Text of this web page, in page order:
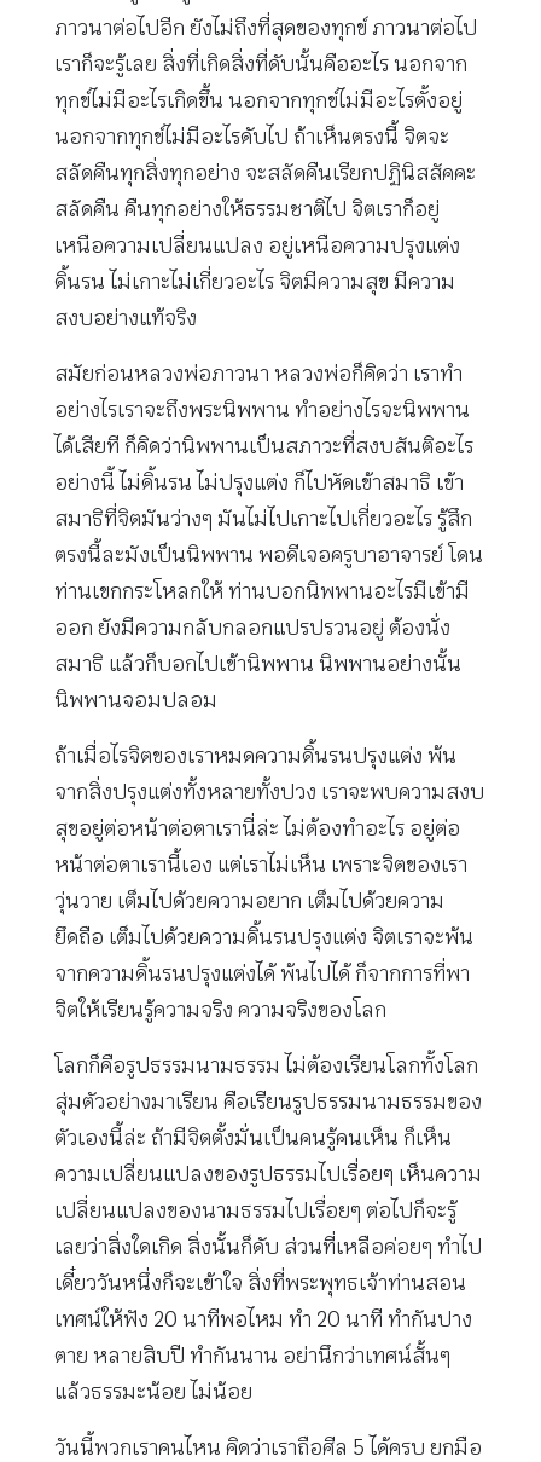
ภาวนาต่อไปอีก ยังไม่ถึงที่สุดของทุกข์ ภาวนาต่อไป
เราก็จะรู้เลย สิ่งที่เกิดสิ่งที่ดับนั้นคืออะไร นอกจาก
ทุกข์ไม่มีอะไรเกิดขึ้น นอกจากทุกข์ไม่มีอะไรตั้งอยู่
นอกจากทุกข์ไม่มีอะไรดับไป ถ้าเห็นตรงนี้ จิตจะ
สลัดคืนทุกสิ่งทุกอย่าง จะสลัดคืนเรียกปฏินิสสัคคะ
สลัดคืน คืนทุกอย่างให้ธรรมชาติไป จิตเราก็อยู่
เหนือความเปลี่ยนแปลง อยู่เหนือความปรุงแต่ง
ดิ้นรน ไม่เกาะไม่เกี่ยวอะไร จิตมีความสุข มีความ
สงบอย่างแท้จริง
สมัยก่อนหลวงพ่อภาวนา หลวงพ่อก็คิดว่า เราทำ
อย่างไรเราจะถึงพระนิพพาน ทำอย่างไรจะนิพพาน
ได้เสียที ก็คิดว่านิพพานเป็นสภาวะที่สงบสันติอะไร
อย่างนี้ ไม่ดิ้นรน ไม่ปรุงแต่ง ก็ไปหัดเข้าสมาธิ เข้า
สมาธิที่จิตมันว่างๆ มันไม่ไปเกาะไปเกี่ยวอะไร รู้สึก
ตรงนี้ละมังเป็นนิพพาน พอดีเจอครูบาอาจารย์ โดน
ท่านเขกกระโหลกให้ ท่านบอกนิพพานอะไรมีเข้ามี
ออก ยังมีความกลับกลอกแปรปรวนอยู่ ต้องนั่ง
สมาธิ แล้วก็บอกไปเข้านิพพาน นิพพานอย่างนั้น
นิพพานจอมปลอม
ถ้าเมื่อไรจิตของเราหมดความดิ้นรนปรุงแต่ง พ้น
จากสิ่งปรุงแต่งทั้งหลายทั้งปวง เราจะพบความสงบ
สุขอยู่ต่อหน้าต่อตาเรานี่ล่ะ ไม่ต้องทำอะไร อยู่ต่อ
หน้าต่อตาเรานี้เอง แต่เราไม่เห็น เพราะจิตของเรา
วุ่นวาย เต็มไปด้วยความอยาก เต็มไปด้วยความ
ยึดถือ เต็มไปด้วยความดิ้นรนปรุงแต่ง จิตเราจะพ้น
จากความดิ้นรนปรุงแต่งได้ พ้นไปได้ ก็จากการที่พา
จิตให้เรียนรู้ความจริง ความจริงของโลก
โลกก็คือรูปธรรมนามธรรม ไม่ต้องเรียนโลกทั้งโลก
สุ่มตัวอย่างมาเรียน คือเรียนรูปธรรมนามธรรมของ
ตัวเองนี้ล่ะ ถ้ามีจิตตั้งมั่นเป็นคนรู้คนเห็น ก็เห็น
ความเปลี่ยนแปลงของรูปธรรมไปเรื่อยๆ เห็นความ
เปลี่ยนแปลงของนามธรรมไปเรื่อยๆ ต่อไปก็จะรู้
เลยว่าสิ่งใดเกิด สิ่งนั้นก็ดับ ส่วนที่เหลือค่อยๆ ทำไป
เดี๋ยววันหนึ่งก็จะเข้าใจ สิ่งที่พระพุทธเจ้าท่านสอน
เทศน์ให้ฟัง 20 นาทีพอไหม ทำ 20 นาที ทำกันปาง
ตาย หลายสิบปี ทำกันนาน อย่านึกว่าเทศน์สั้นๆ
แล้วธรรมะน้อย ไม่น้อย
วันนี้พวกเราคนไหน คิดว่าเราถือศีล 5 ได้ครบ ยกมือ